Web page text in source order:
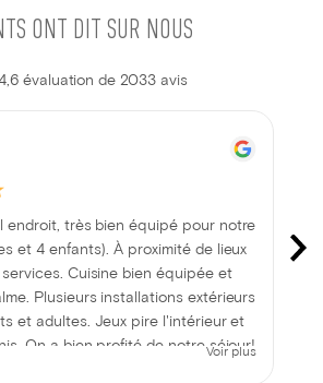
ONT DIT SUR NOUS
évaluation de 2033 avis
endroit, très bien équipé pour notre
et 4 enfants). À proximité de lieux
Cuisine bien équipée et
Plusieurs installations extérieurs
et adultes. Jeux pire l'intérieur et
On a bien profité de notre séjour!
Voir plus